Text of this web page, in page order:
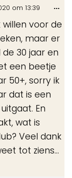
om 13:39
willen voor de
maar er
de 30 jaar en
een beetje
50+, sorry ik
dat is een
En
wat is
Veel dank
tot ziens...
...